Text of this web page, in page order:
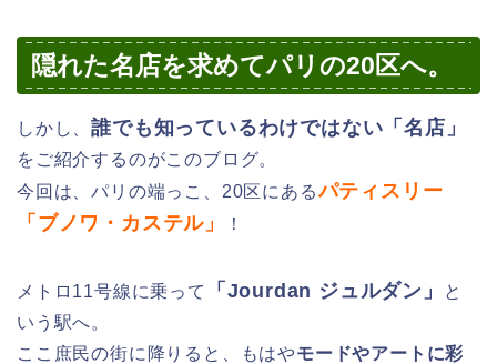
隠れた名店を求めてパリの20区へ。
しかし、誰でも知っているわけではない 「名店」
をご紹介するのがこのブログ。
今回は、パリの端っこ、20区にあるパティスリー
「ブノワ・カステル」
！
メトロ11号線に乗って 「Jourdan ジュルダン」
と
いう駅へ。
ここ庶民の街に降りると、もはやモードやアートに彩